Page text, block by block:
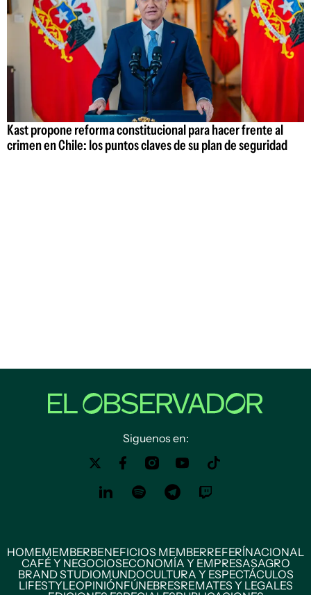
Kast propone reforma constitucional para hacer frente al
crimen en Chile: los puntos claves de su plan de seguridad
Siguenos en:
HOMEMEMBERBENEFICIOS MEMBERREFERÍNACIONAL
CAFÉ Y NEGOCIOSECONOMÍA Y EMPRESASAGRO
BRAND STUDIOMUNDOCULTURA Y ESPECTÁCULOS
LIFESTYLEOPINIÓNFÚNEBRESREMATES Y LEGALES